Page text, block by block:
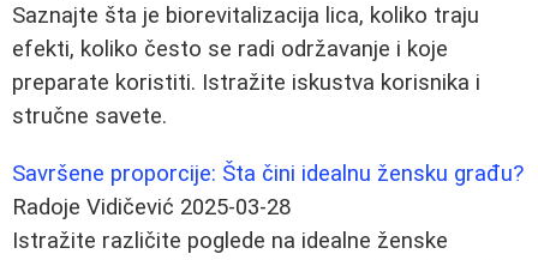
Saznajte šta je biorevitalizacija lica, koliko traju
efekti, koliko često se radi održavanje i koje
preparate koristiti. Istražite iskustva korisnika i
stručne savete.
Savršene proporcije: Šta čini idealnu žensku građu?
Radoje Vidičević 2025-03-28
Istražite različite poglede na idealne ženske